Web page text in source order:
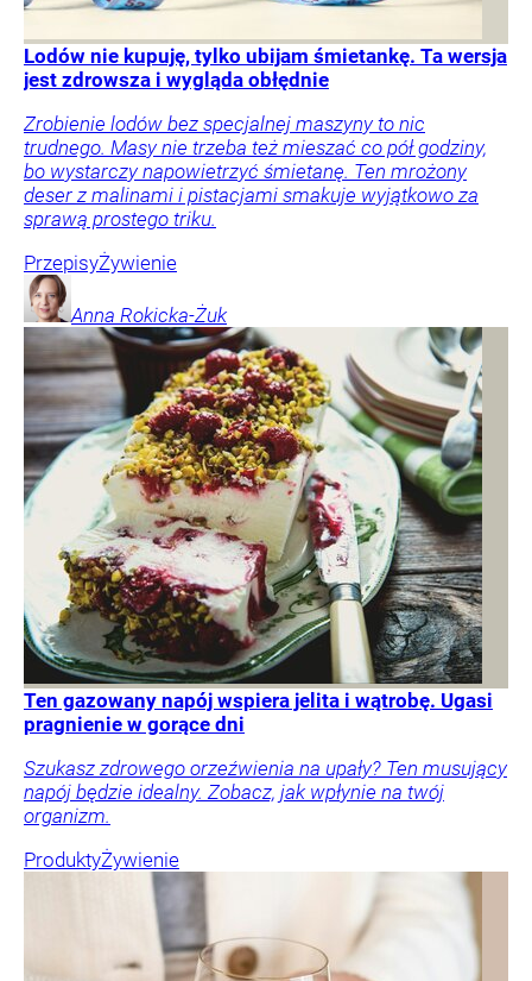
Lodów nie kupuję, tylko ubijam śmietankę. Ta wersja
jest zdrowsza i wygląda obłędnie
Zrobienie lodów bez specjalnej maszyny to nic
trudnego. Masy nie trzeba też mieszać co pół godziny,
bo wystarczy napowietrzyć śmietanę. Ten mrożony
deser z malinami i pistacjami smakuje wyjątkowo za
sprawą prostego triku.
PrzepisyŻywienie
Anna Rokicka-Żuk
Ten gazowany napój wspiera jelita i wątrobę. Ugasi
pragnienie w gorące dni
Szukasz zdrowego orzeźwienia na upały? Ten musujący
napój będzie idealny. Zobacz, jak wpłynie na twój
organizm.
ProduktyŻywienie